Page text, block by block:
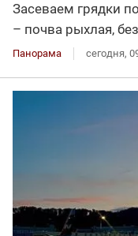
Засеваем грядки
– почва рыхлая,
Панорама сегодня,